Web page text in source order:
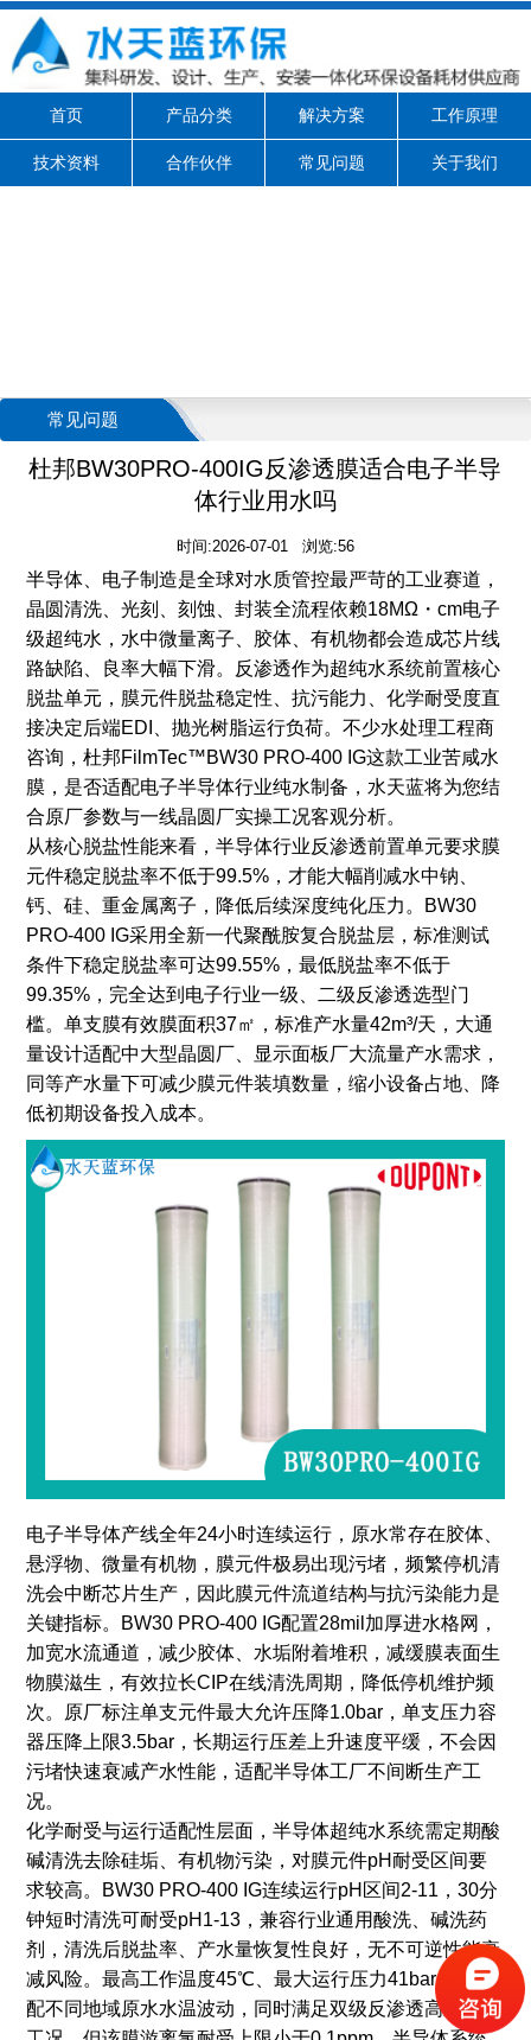
首页 产品分类 解决方案 工作原理
技术资料 合作伙伴 常见问题 关于我们
常见问题
杜邦BW30PRO-400IG反渗透膜适合电子半导
体行业用水吗
时间:2026-07-01 浏览:56
半导体、电子制造是全球对水质管控最严苛的工业赛道，
晶圆清洗、光刻、刻蚀、封装全流程依赖18MΩ・ cm电子
级超纯水，水中微量离子、胶体、有机物都会造成芯片线
路缺陷、良率大幅下滑。反渗透作为超纯水系统前置核心
脱盐单元，膜元件脱盐稳定性、抗污能力、化学耐受度直
接决定后端EDI
、抛光树脂运行负荷。不少水处理工程商
咨询，杜邦FilmTec™BW30 PRO-400 IG这款工业苦咸水
膜，是否适配电子半导体行业纯水制备， 水天蓝将为您结
合原厂参数与一线晶圆厂实操工况客观分析。
从核心脱盐性能来看，半导体行业反渗透前置单元要求膜
元件稳定脱盐率不低于99.5%，才能大幅削减水中钠、
钙、硅、重金属离子，降低后续深度纯化压力。BW30
PRO-400 IG采用全新一代聚酰胺复合脱盐层，标准测试
条件下稳定脱盐率可达99.55%，最低脱盐率不低于
99.35%，完全达到电子行业一级、二级反渗透选型门
槛。单支膜有效膜面积37㎡，标准产水量42m³/天，大通
量设计适配中大型晶圆厂、显示面板厂大流量产水需求，
同等产水量下可减少膜元件装填数量，缩小设备占地、降
低初期设备投入成本。
电子半导体产线全年24小时连续运行，原水常存在胶体、
悬浮物、微量有机物，膜元件极易出现污堵，频繁停机清
洗会中断芯片生产，因此膜元件流道结构与抗污染能力是
关键指标。BW30 PRO-400 IG配置28mil加厚进水格网，
加宽水流通道，减少胶体、水垢附着堆积，减缓膜表面生
物膜滋生，有效拉长CIP在线清洗周期，降低停机维护频
次。原厂标注单支元件最大允许压降1.0bar，单支压力容
器压降上限3.5bar，长期运行压差上升速度平缓，不会因
污堵快速衰减产水性能，适配半导体工厂不间断生产工
况。
化学耐受与运行适配性层面，半导体超纯水系统需定期酸
碱清洗去除硅垢、有机物污染，对膜元件pH耐受区间要
求较高。BW30 PRO-400 IG连续运行pH区间2-11，30分
钟短时清洗可耐受pH1-13，兼容行业通用酸洗、碱洗药
剂，清洗后脱盐率、产水量恢复性良好，无不可逆性能衰
减风险。最高工作温度45℃、最大运行压力41bar，可适
配不同地域原水水温波动，同时满足双级反渗透高压运行